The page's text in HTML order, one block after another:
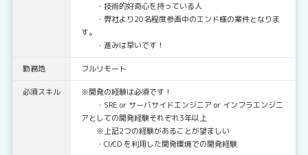
・技術的好奇心を持っている人
・弊社より20名程度参画中のエンド様の案件となりま
す。
・進みは早いです！
勤務地 フルリモート
必須スキル
※開発の経験は必須です！
・SRE or サーバサイドエンジニア or インフラエンジニ
アとしての開発経験それぞれ3年以上
※上記2つの経験があることが望ましい
・CI/CD を利用した開発環境での開発経験